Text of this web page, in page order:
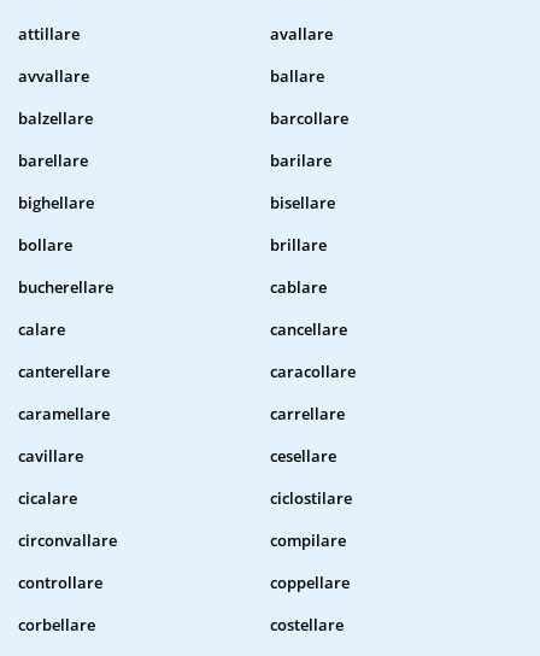
attillare
avallare
avvallare
ballare
balzellare
barcollare
barellare
barilare
bighellare
bisellare
bollare
brillare
bucherellare
cablare
calare
cancellare
canterellare
caracollare
caramellare
carrellare
cavillare
cesellare
cicalare
ciclostilare
circonvallare
compilare
controllare
coppellare
corbellare
costellare